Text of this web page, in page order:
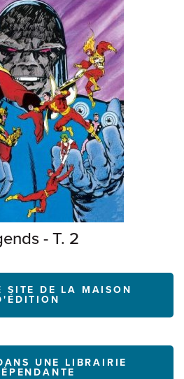
- T. 2
SITE DE LA MAISON
UNE LIBRAIRIE